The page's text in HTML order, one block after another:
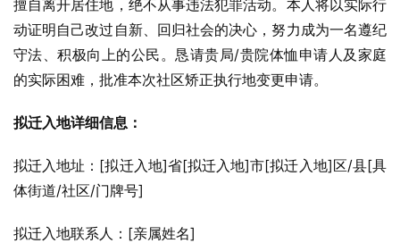
擅自离开居住地，绝不从事违法犯罪活动。本人将以实际行
动证明自己改过自新、回归社会的决心，努力成为一名遵纪
守法、积极向上的公民。恳请贵局/贵院体恤申请人及家庭
的实际困难，批准本次社区矫正执行地变更申请。
拟迁入地详细信息：
拟迁入地址：[拟迁入地]省[拟迁入地]市[拟迁入地]区/县[具
体街道/社区/门牌号]
拟迁入地联系人：[亲属姓名]